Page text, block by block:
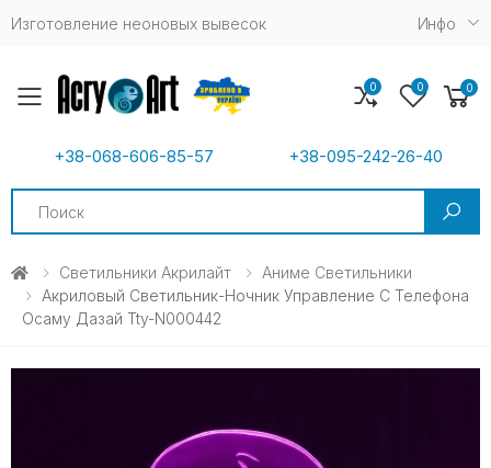
Изготовление неоновых вывесок Инфо
Toggle mobile menu
+38-068-606-85-57 +38-095-242-26-40
0 0 0
Светильники Акрилайт
Аниме Светильники
Акриловый Светильник-Ночник Управление С Телефона
Осаму Дазай Tty-N000442